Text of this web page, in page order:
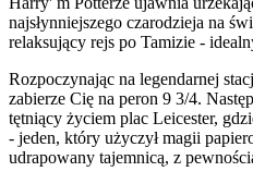
najsłynniejszego czarodzieja na
relaksujący rejs po Tamizie -
Rozpoczynając na legendarnej
zabierze Cię na peron 9 3/4.
tętniący życiem plac Leicester,
- jeden, który użyczył magii
udrapowany tajemnicą, z